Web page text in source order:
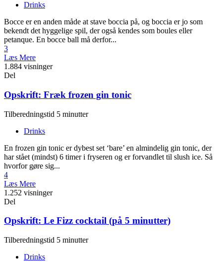
Drinks
Bocce er en anden måde at stave boccia på, og boccia er jo som
bekendt det hyggelige spil, der også kendes som boules eller
petanque. En bocce ball må derfor...
3
Læs Mere
1.884 visninger
Del
Opskrift: Fræk frozen gin tonic
Tilberedningstid 5 minutter
Drinks
En frozen gin tonic er dybest set ‘bare’ en almindelig gin tonic, der
har stået (mindst) 6 timer i fryseren og er forvandlet til slush ice. Så
hvorfor gøre sig...
4
Læs Mere
1.252 visninger
Del
Opskrift: Le Fizz cocktail (på 5 minutter)
Tilberedningstid 5 minutter
Drinks